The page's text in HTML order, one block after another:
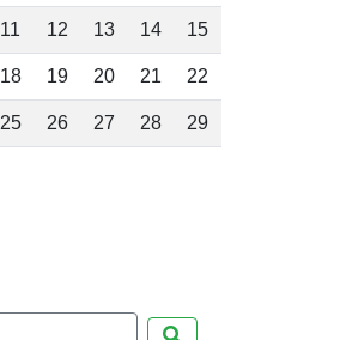
11 12 13 14 15
18 19 20 21 22
25 26 27 28 29